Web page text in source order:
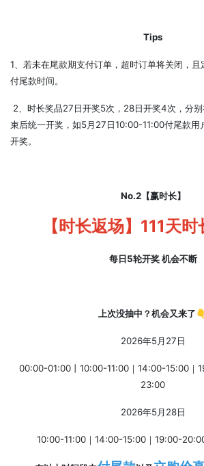
Tips
1、若未在尾款期支付订单，超时订单将关闭，
付尾款时间。‍
2、时长奖品27日开奖5次，28日开奖4次，分
束后统一开奖，如5月27日10:00-11:00付尾款用
开奖。
No.2【赢时长】
【时长返场】111天
每日5轮开奖 机会不断
上次没抽中？机会又来了
2026年5月27日
00:00-01:00丨10:00-11:00｜14:00-15:00｜
23:00
2026年5月28日
10:00-11:00｜14:00-15:00｜19:00-